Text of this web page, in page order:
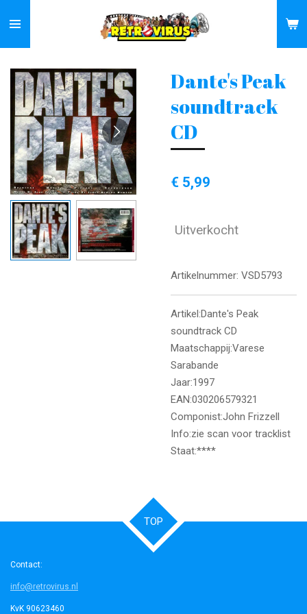
direct
naar
de
hoofdinhoud
Dante's Peak
soundtrack
CD
€ 5,99
Uitverkocht
Artikelnummer: VSD5793
Artikel:Dante's Peak
soundtrack CD
Maatschappij:Varese
Sarabande
Jaar:1997
EAN:030206579321
Componist:John Frizzell
Info:zie scan voor tracklist
Staat:****
TOP
Contact:
info@retrovirus.nl
KvK 90623460